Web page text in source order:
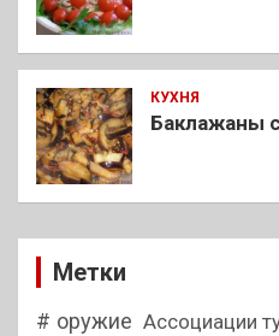
КУХНЯ
Баклажаны
Метки
# оружие Ассоциации